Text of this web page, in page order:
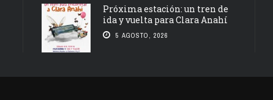
Próxima estación: un tren de
ida y vuelta para Clara Anahí
5 AGOSTO, 2026